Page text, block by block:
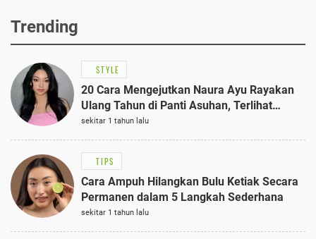
Trending
STYLE
20 Cara Mengejutkan Naura Ayu Rayakan
Ulang Tahun di Panti Asuhan, Terlihat
Anggun dengan Kaftan Cokelat
sekitar 1 tahun lalu
TIPS
Cara Ampuh Hilangkan Bulu Ketiak Secara
Permanen dalam 5 Langkah Sederhana
sekitar 1 tahun lalu